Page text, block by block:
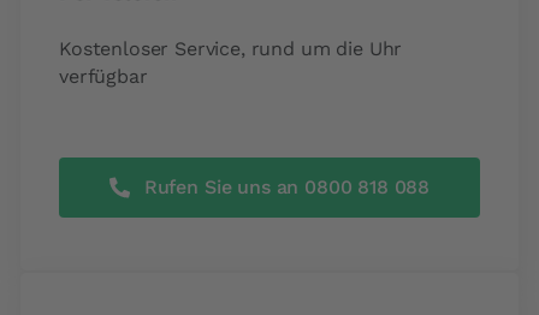
Kostenloser Service, rund um die Uhr
verfügbar
Rufen Sie uns an 0800 818 088